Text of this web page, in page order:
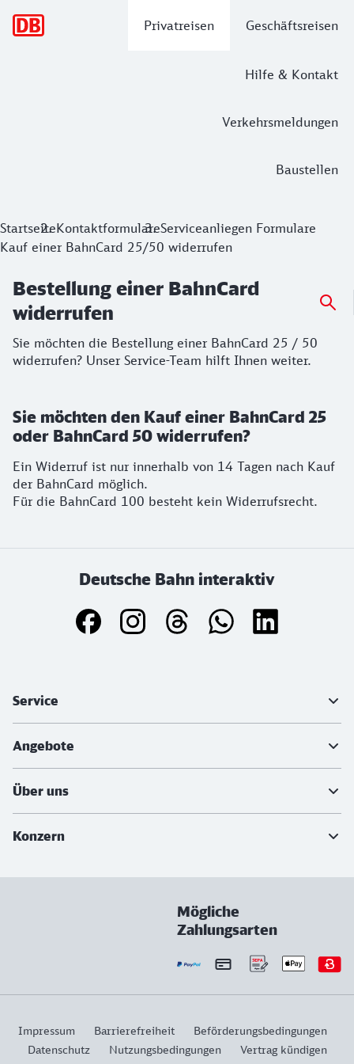
Privatreisen Geschäftsreisen
Hilfe & Kontakt
Verkehrsmeldungen
Baustellen
Bestellung einer BahnCard widerrufen
Sie möchten die Bestellung einer BahnCard 25 / 50
StartseiteKontaktformulareServiceanliegen Formulare
Kauf einer BahnCard 25/50 widerrufen
Bestellung einer BahnCard
widerrufen
Sie möchten die Bestellung einer BahnCard 25 / 50
widerrufen? Unser Service-Team hilft Ihnen weiter.
Sie möchten den Kauf einer BahnCard 25
oder BahnCard 50 widerrufen?
Ein Widerruf ist nur innerhalb von 14 Tagen nach Kauf
der BahnCard möglich.
Für die BahnCard 100 besteht kein Widerrufsrecht.
Deutsche Bahn interaktiv
Service
Angebote
Über uns
Konzern
Mögliche
Zahlungsarten
Impressum Barrierefreiheit
Beförderungsbedingungen
Datenschutz
Nutzungsbedingungen
Vertrag kündigen